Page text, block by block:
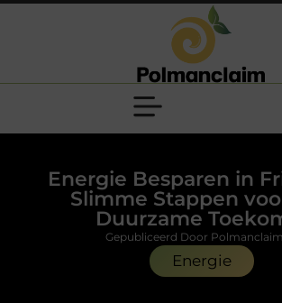
Energie Besparen in
Slimme Stappen
Duurzame
Energie
Gepubliceerd Door